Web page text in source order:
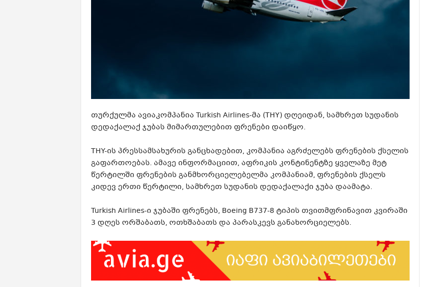
თურქულმა ავიაკომპანია Turkish Airlines-მა (THY) დღეიდან, სამხრეთ სუდანის
დედაქალაქ ჯუბას მიმართულებით ფრენები დაიწყო.
THY-ის პრესსამსახურის განცხადებით, კომპანია აგრძელებს ფრენების ქსელის
გაფართოებას. ამავე ინფორმაციით, აფრიკის კონტინენტზე ყველაზე მეტ
წერტილში ფრენების განმხორციელებელმა კომპანიამ, ფრენების ქსელს
კიდევ ერთი წერტილი, სამხრეთ სუდანის დედაქალაქი ჯუბა დაამატა.
Turkish Airlines-ი ჯუბაში ფრენებს, Boeing B737-8 ტიპის თვითმფრინავით კვირაში
3 დღეს ორშაბათს, ოთხშაბათს და პარასკევს განახორციელებს.